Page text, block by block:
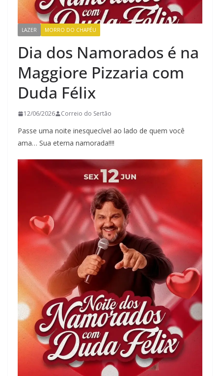
LAZER MORRO DO CHAPÉU
Dia dos Namorados é na
Maggiore Pizzaria com
Duda Félix
12/06/2026 Correio do Sertão
Passe uma noite inesquecível ao lado de quem você
ama… Sua eterna namorada!!!!